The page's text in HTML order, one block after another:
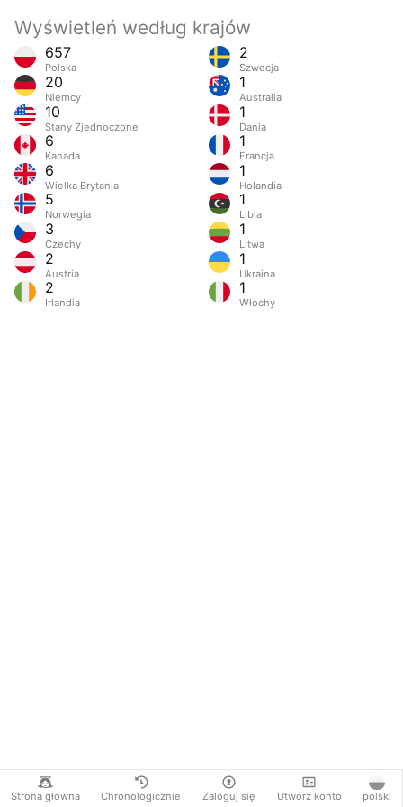
Strona główna Chronologicznie Zaloguj się Utwórz konto polski
Wyświetleń według krajów
657
Polska
20
Niemcy
10
Stany Zjednoczone
6
Kanada
6
Wielka Brytania
5
Norwegia
3
Czechy
2
Austria
2
Irlandia
2
Szwecja
1
Australia
1
Dania
1
Francja
1
Holandia
1
Libia
1
Litwa
1
Ukraina
1
Włochy